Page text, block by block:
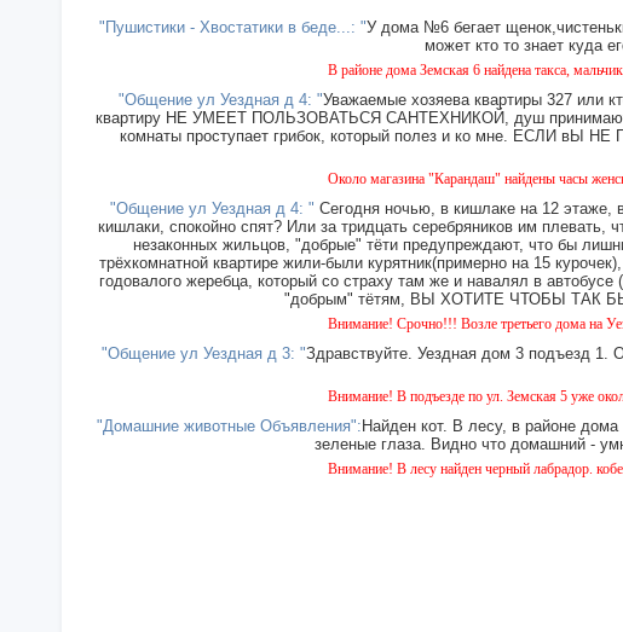
"Пушистики - Хвостатики в беде...: "У дома №6 бегает
может кто то знает куда
В районе дома Земская 6 найдена такса, мальчик, с
"Общение ул Уездная д 4: "Уважаемые хозяева квартиры 327 или
квартиру НЕ УМЕЕТ ПОЛЬЗОВАТЬСЯ САНТЕХНИКОЙ, душ принимают
комнаты проступает грибок, который полез и ко мне. ЕСЛИ
Около магазина "Карандаш" найдены часы женские.
"Общение ул Уездная д 4: " Сегодня ночью, в кишлаке на 12 этаже,
кишлаки, спокойно спят? Или за тридцать серебряников им
незаконных жильцов, "добрые" тёти предупреждают, что бы
трёхкомнатной квартире жили-были курятник(примерно на 15
годовалого жеребца, который со страху там же и навалял в
"добрым" тётям, ВЫ ХОТИТЕ ЧТОБЫ ТАК
Внимание! Срочно!!! Возле третьего дома на Уездной
"Общение ул Уездная д 3: "Здравствуйте. Уездная дом 3 подъезд 1.
Внимание! В подъезде по ул. Земская 5 уже около
"Домашние животные Объявления": Найден кот. В лесу, в районе
зеленые глаза. Видно что домашний -
Внимание! В лесу найден черный лабрадор. кобель.